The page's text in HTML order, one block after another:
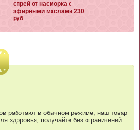
спрей от насморка с
эфирными маслами 230
руб
работают в обычном режиме, наш товар
здоровья, получайте без ограничений.